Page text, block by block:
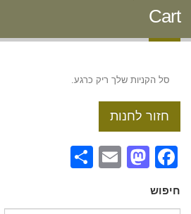
Cart
סל הקניות שלך ריק כרגע.
חזור לחנות
Facebook
Mastodon
Email
חיפוש